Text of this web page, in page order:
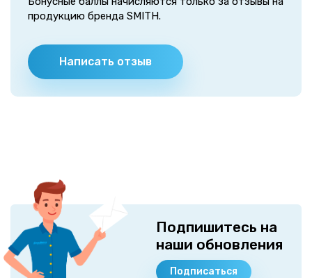
продукцию бренда SMITH.
Написать отзыв
Подпишитесь на
наши обновления
Подписаться